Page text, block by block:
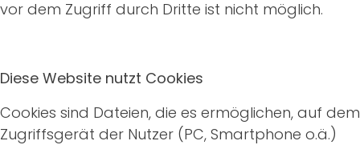
vor dem Zugriff durch Dritte ist nicht möglich.
Diese Website nutzt Cookies
Cookies sind Dateien, die es ermöglichen, auf dem
Zugriffsgerät der Nutzer (PC, Smartphone o.ä.)